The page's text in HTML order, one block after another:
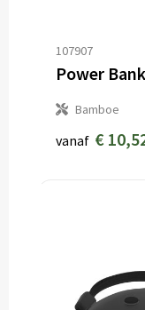
107907
Power
Bamboe
vanaf €